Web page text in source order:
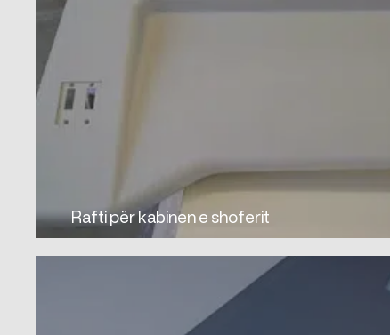
Rafti për kabinen e shoferit